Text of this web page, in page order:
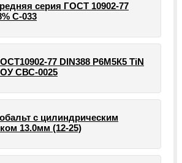
серия ГОСТ 10902-77
С-033
77 DIN388 Р6М5К5 TiN
СВС-0025
с цилиндрическим
13.0мм (12-25)